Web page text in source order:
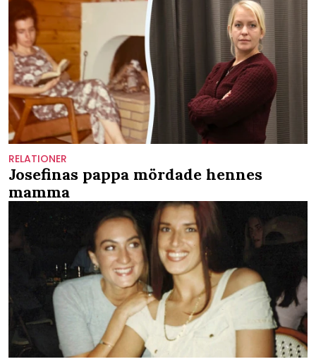
RELATIONER
Josefinas pappa mördade hennes
mamma